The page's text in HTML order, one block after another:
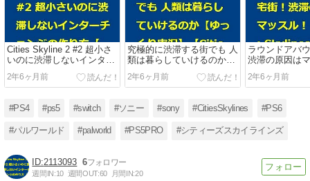
Cities Skyline 2 #2 超小さ
いのに渋滞しないインター
チェンジの作り方【シティ
ーズスカイライン２】ゲー
2年6ヶ月前
究極的に渋滞する街でも 人
類は暮らしていけるのか
【ゆっくり実況】【Cities
Skylines2 / シティーズスカ
2年6ヶ月前
ラウンドアバ
渋滞の原因は
【Cities:
ィーズスカイ
2年6ヶ月前
#PS4 #ps5 #switch #ソニー #sony #CitiesSkylines #PS6
#パルワールド #palworld #PS5PRO #シティーズスカイラインズ
2113093 6
週間IN:10 週間OUT:60 月間IN:20